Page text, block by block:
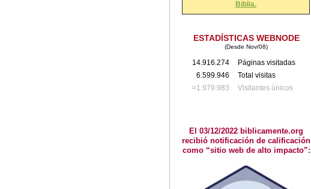
Biblia.
ESTADÍSTICAS WEBNODE
(Desde Nov/08)
14.916.274
Páginas visitadas
6.599.946
Total visitas
≈1.979.983
Visitantes únicos
El 03/12/2022 biblicamente.org
recibió notificación de calificación
como “sitio web de alto impacto”: